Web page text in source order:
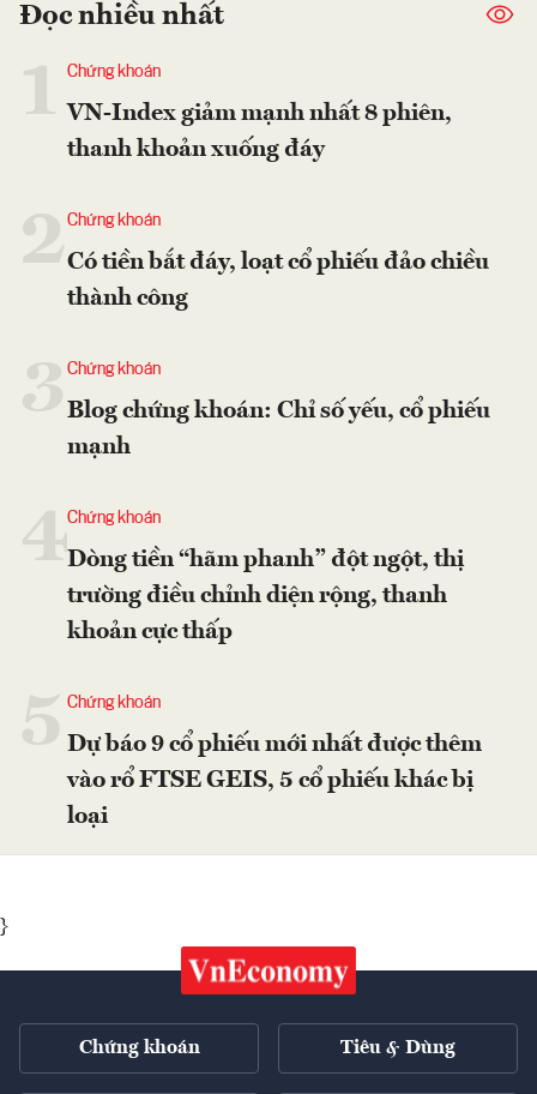
Đọc nhiều nhất
Chứng khoán
VN-Index giảm mạnh nhất 8 phiên,
thanh khoản xuống đáy
2Chứng khoán
Có tiền bắt đáy, loạt cổ phiếu đảo chiều
thành công
Chứng khoán
Blog chứng khoán: Chỉ số yếu, cổ phiếu
mạnh
4Chứng khoán
Dòng tiền “hãm phanh” đột ngột, thị
trường điều chỉnh diện rộng, thanh
khoản cực thấp
Chứng khoán
Dự báo 9 cổ phiếu mới nhất được thêm
vào rổ FTSE GEIS, 5 cổ phiếu khác bị
loại
}
Chứng khoán Tiêu & Dùng